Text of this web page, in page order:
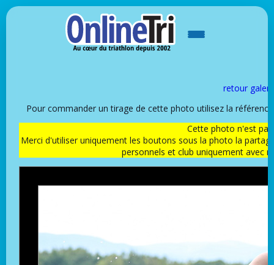
retour
Pour commander un tirage de cette photo utilisez la
Cette photo n'est
Merci d'utiliser uniquement les boutons sous la photo la
personnels et club uniquement avec